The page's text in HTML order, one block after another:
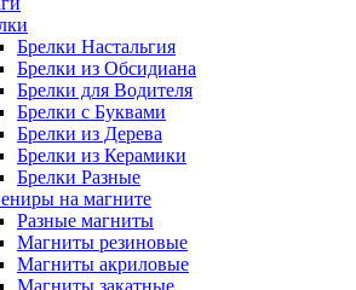
Брелки Настальгия
Брелки из Обсидиана
Брелки для Водителя
Брелки с Буквами
Брелки из Дерева
Брелки из Керамики
Брелки Разные
на магните
Разные магниты
Магниты резиновые
Магниты акриловые
Магниты закатные